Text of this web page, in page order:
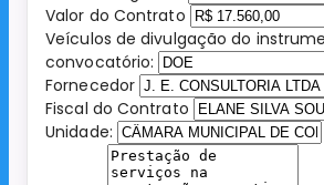
Valor do Contrato
Veículos de divulgação do
convocatório:
Fornecedor
Fiscal do Contrato
Unidade: